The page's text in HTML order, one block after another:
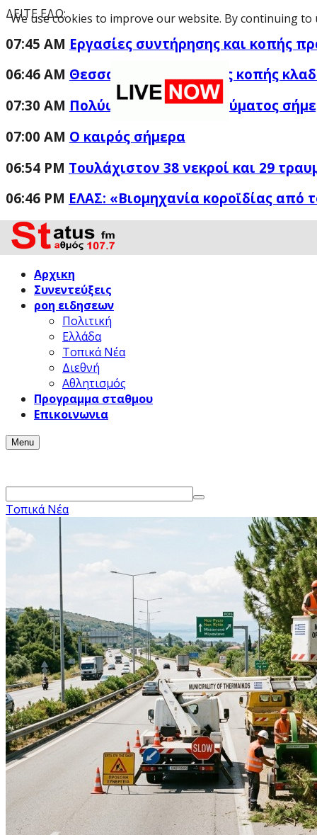
ΔΕΙΤΕ ΕΔΩ:
07:45 AM Εργασίες συντήρησης και κοπής
06:46 AM Θεσσαλονίκη: Εργασίες κοπής
07:30 AM Πολύωρες διακοπές ρεύματος
07:00 AM Ο καιρός σήμερα
06:54 PM Τουλάχιστον 38 νεκροί και 29
06:46 PM ΕΛΑΣ: «Βιομηχανία κοροϊδίας από
Αρχικη
Συνεντεύξεις
ροη ειδησεων
Πολιτική
Ελλάδα
Τοπικά Νέα
Διεθνή
Αθλητισμός
Προγραμμα σταθμου
Επικοινωνια
Menu
Τοπικά Νέα
We use cookies to improve our website. By continuing